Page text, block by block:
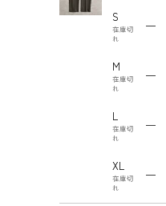
S
在庫切
れ
—
M
在庫切
れ
—
L
在庫切
れ
—
XL
在庫切
れ
—